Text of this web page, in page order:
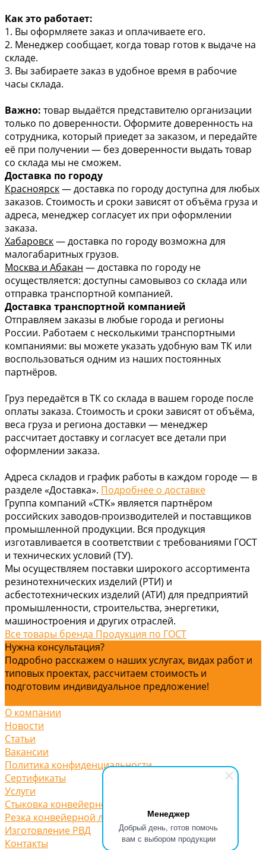
Менеджер
Добрый день, готов помочь
вам с выбором продукции
Как это работает:
1. Вы оформляете заказ и оплачиваете его.
2. Менеджер сообщает, когда товар готов к выдаче на
складе.
3. Вы забираете заказ в удобное время в рабочие
часы склада.
Важно: товар выдаётся представителю организации
только по доверенности. Оформите доверенность на
сотрудника, который приедет за заказом, и передайте
её при получении — без доверенности выдать товар
со склада мы не сможем.
Доставка по городу
Красноярск— доставка по городу доступна для любых
заказов. Стоимость и сроки зависят от объёма груза и
адреса, менеджер согласует их при оформлении
заказа.
Хабаровск— доставка по городу возможна для
малогабаритных грузов.
Москва и Абакан — доставка по городу не
осуществляется: доступны самовывоз со склада или
отправка транспортной компанией.
Доставка транспортной компанией
Отправляем заказы в любые города и регионы
России. Работаем с несколькими транспортными
компаниями: вы можете указать удобную вам ТК или
воспользоваться одним из наших постоянных
партнёров.
Груз передаётся в ТК со склада в вашем городе после
оплаты заказа. Стоимость и сроки зависят от объёма,
веса груза и региона доставки — менеджер
рассчитает доставку и согласует все детали при
оформлении заказа.
Адреса складов и график работы в каждом городе — в
разделе «Доставка». Подробнее о доставке
Группа компаний «СТК» является партнёром
российских заводов-производителей и поставщиков
промышленной продукции. Вся продукция
изготавливается в соответствии с требованиями ГОСТ
и технических условий (ТУ).
Мы осуществляем поставки широкого ассортимента
резинотехнических изделий (РТИ) и
асбестотехнических изделий (АТИ) для предприятий
промышленности, строительства, энергетики,
машиностроения и других отраслей.
Все товары бренда Продукция по ГОСТ
Нужна консультация?
Подробно расскажем о наших услугах, видах работ и
типовых проектах, рассчитаем стоимость и
подготовим индивидуальное предложение!
О компании
Новости
Статьи
Вакансии
Политика конфиденциальности
Сертификаты
Услуги
Стыковка конвейерной ленты
Резка конвейерной ленты
Изготовление РВД
Контакты